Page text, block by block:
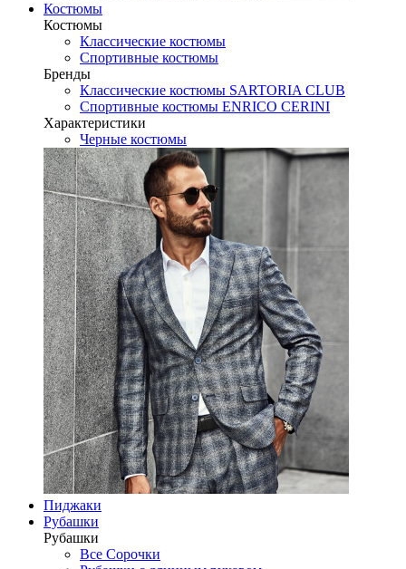
Костюмы
Костюмы
Классические костюмы
Спортивные костюмы
Бренды
Классические костюмы SARTORIA CLUB
Спортивные костюмы ENRICO CERINI
Характеристики
Черные костюмы
Пиджаки
Рубашки
Рубашки
Все Сорочки